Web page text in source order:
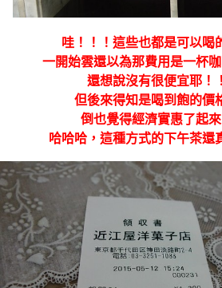
哇！！！這些也都是可以喝
一開始雲還以為那費用是一杯咖
還想說沒有很便宜耶！！
但後來得知是喝到飽的價
倒也覺得經濟實惠了起來
哈哈哈，這種方式的下午茶還